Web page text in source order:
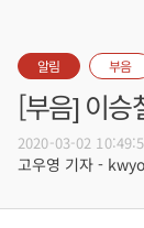
알림 부음
[부음] 이승
2020-03-02
고우영 기자 -